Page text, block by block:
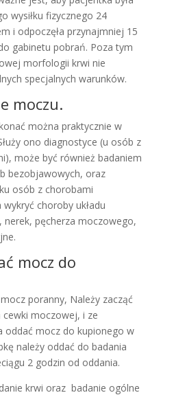
wysiłku fizycznego 24
i odpoczęła przynajmniej 15
gabinetu pobrań. Poza tym
morfologii krwi nie
specjalnych warunków.
moczu.
można praktycznie w
ono diagnostyce (u osób z
może być również badaniem
bezobjawowych, oraz
osób z chorobami
choroby układu
nerek, pęcherza moczowego,
mocz do
poranny, Należy zacząć
moczowej, i ze
oddać mocz do kupionego w
należy oddać do badania
2 godzin od oddania.
krwi oraz badanie ogólne